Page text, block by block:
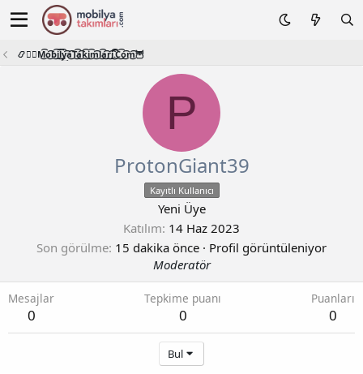
📿🧙‍♂️M͜͡o͜͡b͜͡i͜͡l͜͡y͜͡a͜͡T͜͡a͜͡k͜͡i͜͡m͜͡l͜͡a͜͡r͜͡i͜͡.͜͡C͜͡o͜͡m͜͡🦉
P
ProtonGiant39
Kayıtlı Kullanıcı
Yeni Üye
Katılım 14 Haz 2023
Son görülme 15 dakika önce · Profil görüntüleniyor
Moderatör
Mesajlar
0
Tepkime puanı
0
Puanları
0
Bul